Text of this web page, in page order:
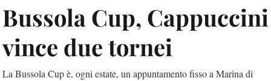
Bussola Cup, Cappuccini
vince due tornei
La Bussola Cup è, ogni estate, un appuntamento fisso a Marina di